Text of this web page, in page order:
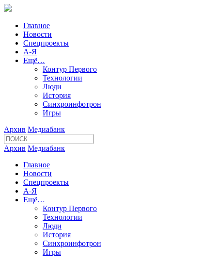
Главное
Новости
Спецпроекты
А-Я
Ещё…
Контур Первого
Технологии
Люди
История
Синхроинфотрон
Игры
Архив Медиабанк
Архив Медиабанк
Главное
Новости
Спецпроекты
А-Я
Ещё…
Контур Первого
Технологии
Люди
История
Синхроинфотрон
Игры